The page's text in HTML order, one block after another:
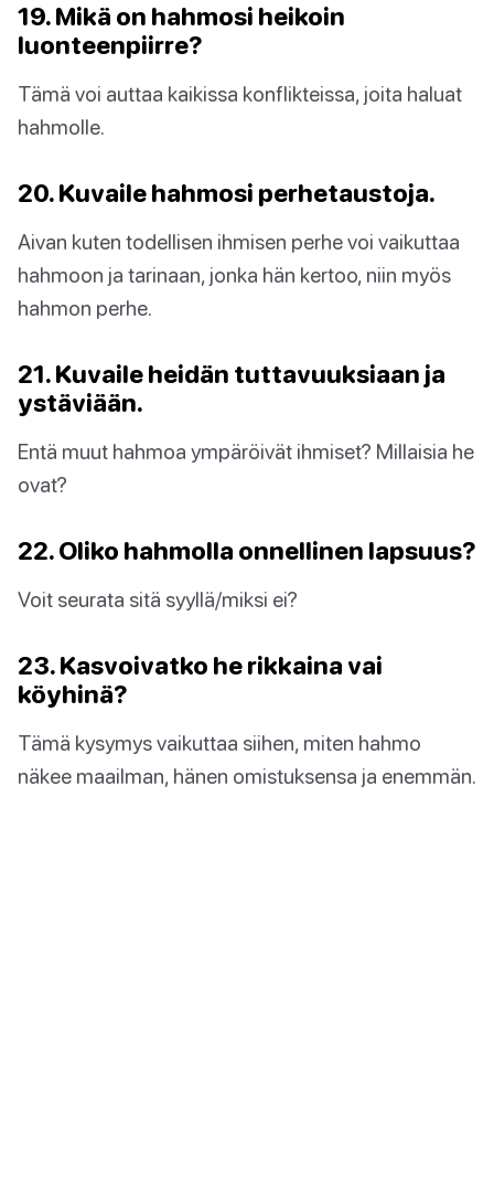
19. Mikä on hahmosi heikoin
luonteenpiirre?
Tämä voi auttaa kaikissa konflikteissa, joita haluat
hahmolle.
20. Kuvaile hahmosi perhetaustoja.
Aivan kuten todellisen ihmisen perhe voi vaikuttaa
hahmoon ja tarinaan, jonka hän kertoo, niin myös
hahmon perhe.
21. Kuvaile heidän tuttavuuksiaan ja
ystäviään.
Entä muut hahmoa ympäröivät ihmiset? Millaisia he
ovat?
22. Oliko hahmolla onnellinen lapsuus?
Voit seurata sitä syyllä/miksi ei?
23. Kasvoivatko he rikkaina vai
köyhinä?
Tämä kysymys vaikuttaa siihen, miten hahmo
näkee maailman, hänen omistuksensa ja enemmän.